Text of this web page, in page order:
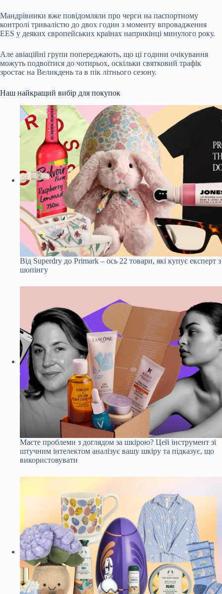
Мандрівники вже повідомляли про черги на паспортному
контролі тривалістю до двох годин з моменту впровадження
EES у деяких європейських країнах наприкінці минулого року.
Але авіаційні групи попереджають, що ці години очікування
можуть подвоїтися до чотирьох, оскільки святковий трафік
зростає на Великдень та в пік літнього сезону.
Наш найкращий вибір для покупок
Від Superdry до Primark – ось 22 товари, які купує експерт з
шопінгу
Маєте проблеми з доглядом за шкірою? Цей інструмент зі
штучним інтелектом аналізує вашу шкіру та підказує, що
використовувати